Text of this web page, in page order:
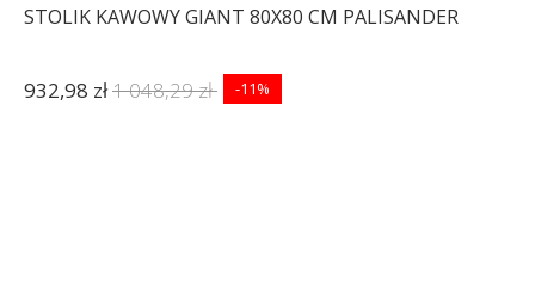
STOLIK KAWOWY GIANT 80X80 CM PALISANDER
932,98 zł1 048,29 zł -11%